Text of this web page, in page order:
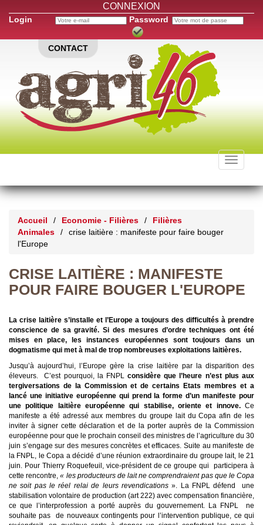
CONNEXION
Login Password
CONTACT
Toggle
Accueil / Economie - Filières /
Filières
Animales
/
crise laitière : manifeste pour faire bouger
l'Europe
CRISE LAITIÈRE : MANIFESTE
POUR FAIRE BOUGER L'EUROPE
La crise laitière s’installe et l’Europe a toujours des difficultés à prendre
conscience de sa gravité. Si des mesures d’ordre techniques ont été
mises en place, les instances européennes sont toujours dans un
dogmatisme qui met à mal de trop nombreuses exploitations laitières.
Jusqu’à aujourd’hui, l’Europe gère la crise laitière par la disparition des
éleveurs. C’est pourquoi, la FNPLconsidère que l’heure n’est plus aux
tergiversations de la Commission et de certains Etats membres et a
lancé une initiative européenne qui prend la forme d’un manifeste pour
une politique laitière européenne qui stabilise, oriente et innove. Ce
manifeste a été adressé aux membres du groupe lait du Copa afin de les
inviter à signer cette déclaration et de la porter auprès de la Commission
européenne pour que le prochain conseil des ministres de l’agriculture du 30
juin s’engage sur des mesures concrètes et efficaces. Suite au manifeste de
la FNPL, le Copa a décidé d’une réunion extraordinaire du groupe lait, le 21
juin. Pour Thierry Roquefeuil, vice-président de ce groupe qui participera à
cette rencontre,« les producteurs de lait ne comprendraient pas que le Copa
ne soit pas le réel relai de leurs revendications». La FNPL défend une
stabilisation volontaire de production (art 222) avec compensation financière,
ce que l’interprofession a porté auprès du gouvernement. La FNPL ne
souhaite pas de nouveaux contingents pour l’intervention publique, ce qui